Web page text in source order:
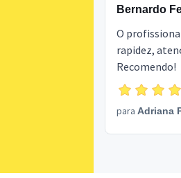
Bernardo
O
rapidez,
Recomendo!
para Adriana